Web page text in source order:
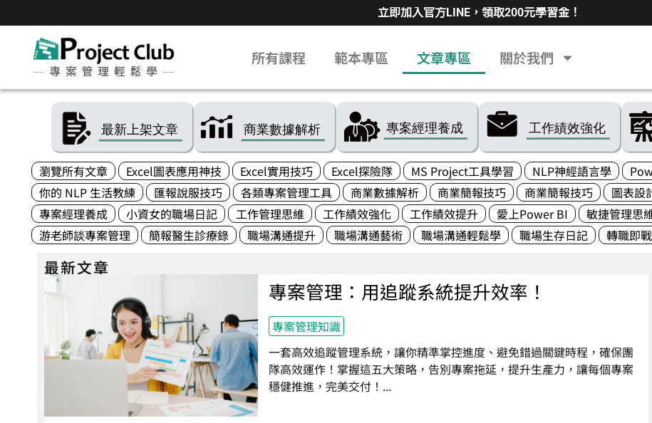
立即加入官方LINE，領取200元學習金！
所有課程 範本專區 文章專區 關於我們
瀏覽所有文章 Excel圖表應用神技 Excel實用技巧 Excel探險隊 MS Project工具學習 NLP神經語言學
你的 NLP 生活教練
匯報說服技巧 各類專案管理工具 商業數據解析 商業簡報技巧 商業簡報技巧 圖表設
專案經理養成
小資女的職場日記 工作管理思維 工作績效強化 工作績效提升 愛上Power BI 敏捷管理思
游老師談專案管理
簡報醫生診療錄 職場溝通提升 職場溝通藝術 職場溝通輕鬆學 職場生存日記 轉職即
最新文章
專案管理：用追蹤系統提升效率！
專案管理知識
一套高效追蹤管理系統，讓你精準掌控進度、避免錯過關鍵時程，確保團
隊高效運作！掌握這五大策略，告別專案拖延，提升生產力，讓每個專案
穩健推進，完美交付！...